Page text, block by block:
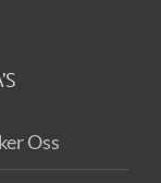
Oss